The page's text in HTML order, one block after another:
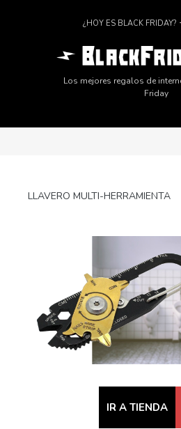
¿HOY ES BLACK FRIDAY?
Los mejores regalos de
Friday
LLAVERO MULTI-HERRAMIENTA
IR A TIENDA